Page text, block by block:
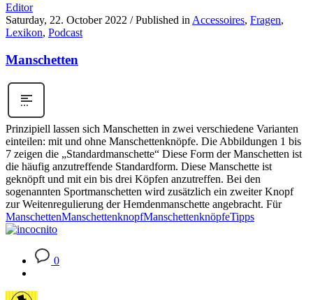
Editor
Saturday, 22. October 2022 / Published in Accessoires, Fragen,
Lexikon, Podcast
Manschetten
Prinzipiell lassen sich Manschetten in zwei verschiedene Varianten
einteilen: mit und ohne Manschettenknöpfe. Die Abbildungen 1 bis
7 zeigen die „Standardmanschette“ Diese Form der Manschetten ist
die häufig anzutreffende Standardform. Diese Manschette ist
geknöpft und mit ein bis drei Köpfen anzutreffen. Bei den
sogenannten Sportmanschetten wird zusätzlich ein zweiter Knopf
zur Weitenregulierung der Hemdenmanschette angebracht. Für
ManschettenManschettenknopfManschettenknöpfeTipps
0